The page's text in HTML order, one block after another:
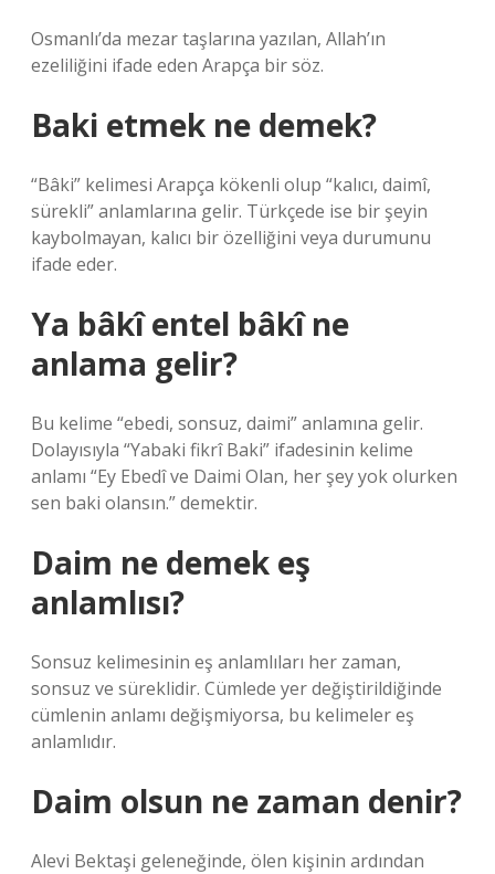
Osmanlı’da mezar taşlarına yazılan, Allah’ın
ezeliliğini ifade eden Arapça bir söz.
Baki etmek ne demek?
“Bâki” kelimesi Arapça kökenli olup “kalıcı, daimî,
sürekli” anlamlarına gelir. Türkçede ise bir şeyin
kaybolmayan, kalıcı bir özelliğini veya durumunu
ifade eder.
Ya bâkî entel bâkî ne
anlama gelir?
Bu kelime “ebedi, sonsuz, daimi” anlamına gelir.
Dolayısıyla “Yabaki fikrî Baki” ifadesinin kelime
anlamı “Ey Ebedî ve Daimi Olan, her şey yok olurken
sen baki olansın.” demektir.
Daim ne demek eş
anlamlısı?
Sonsuz kelimesinin eş anlamlıları her zaman,
sonsuz ve süreklidir. Cümlede yer değiştirildiğinde
cümlenin anlamı değişmiyorsa, bu kelimeler eş
anlamlıdır.
Daim olsun ne zaman denir?
Alevi Bektaşi geleneğinde, ölen kişinin ardından